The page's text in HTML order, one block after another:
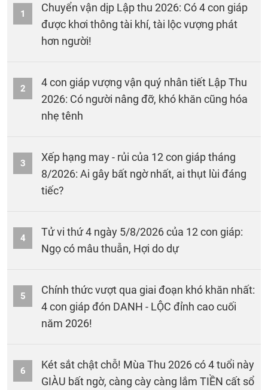
1
Chuyển vận dịp Lập thu 2026: Có 4 con giáp
được khơi thông tài khí, tài lộc vượng phát
hơn người!
2
4 con giáp vượng vận quý nhân tiết Lập Thu
2026: Có người nâng đỡ, khó khăn cũng hóa
nhẹ tênh
3
Xếp hạng may - rủi của 12 con giáp tháng
8/2026: Ai gây bất ngờ nhất, ai thụt lùi đáng
tiếc?
4
Tử vi thứ 4 ngày 5/8/2026 của 12 con giáp:
Ngọ có mâu thuẫn, Hợi do dự
5
Chính thức vượt qua giai đoạn khó khăn nhất:
4 con giáp đón DANH - LỘC đỉnh cao cuối
năm 2026!
6
Két sắt chật chỗ! Mùa Thu 2026 có 4 tuổi này
GIÀU bất ngờ, càng cày càng lắm TIỀN cất sổ